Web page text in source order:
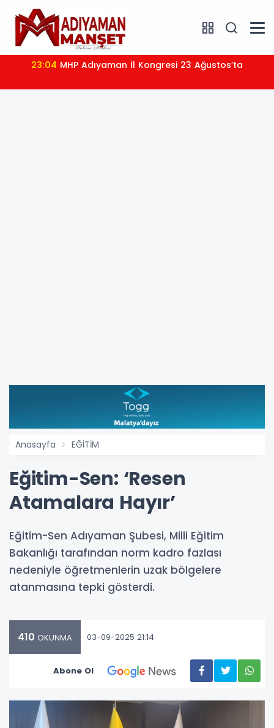
23:04 MHP Adıyaman İl Kongresi 23 Ağustos’ta
Anasayfa EĞİTİM
Eğitim-Sen: ‘Resen
Atamalara Hayır’
Eğitim-Sen Adıyaman Şubesi, Milli Eğitim
Bakanlığı tarafından norm kadro fazlası
nedeniyle öğretmenlerin uzak bölgelere
atanmasına tepki gösterdi.
410 OKUNMA 03-09-2025 21:14
Abone Ol